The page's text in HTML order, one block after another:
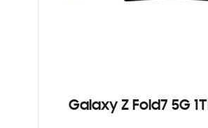
Galaxy Z Fold7 5G